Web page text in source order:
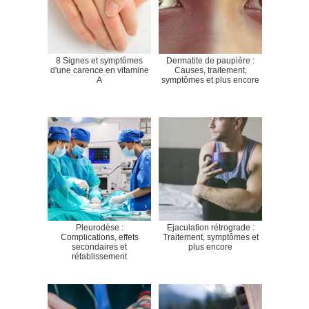
8 Signes et symptômes
d'une carence en vitamine
A
Dermatite de paupière :
Causes, traitement,
symptômes et plus encore
Pleurodèse :
Complications, effets
secondaires et
rétablissement
Ejaculation rétrograde :
Traitement, symptômes et
plus encore